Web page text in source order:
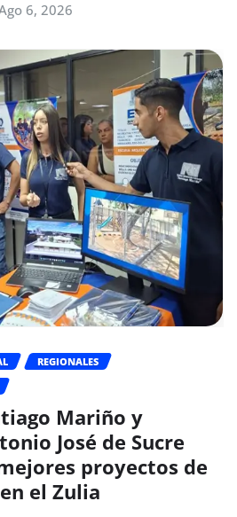
6, 2026
REGIONALES
Mariño y
José de Sucre
proyectos de
el Zulia